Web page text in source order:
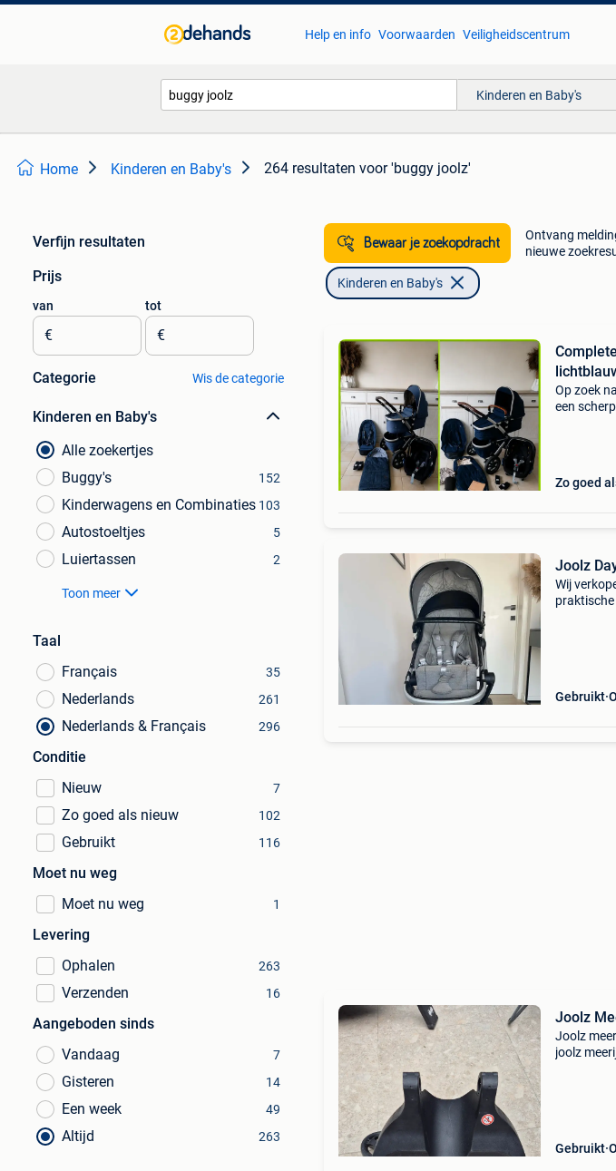
Help en info Voorwaarden Veiligheidscentrum
Kinderen en Baby's
Home Kinderen en Baby's 264 resultaten voor 'buggy joolz'
Verfijn resultaten
Prijs
van
€
tot
€
Categorie Wis de categorie
Kinderen en Baby's
Alle zoekertjes
Buggy's
152
Kinderwagens en Combinaties 103
Autostoeltjes 5
Luiertassen 2
Toon meer
Taal
Français
35
Nederlands 261
Nederlands & Français 296
Conditie
Nieuw
7
Zo goed als nieuw 102
Gebruikt 116
Moet nu weg
Moet nu weg
1
Levering
Ophalen
263
Verzenden 16
Aangeboden sinds
Vandaag
7
Gisteren 14
Een week 49
Altijd 263
Bewaar je zoekopdracht
Ontvang
nieuwe
Kinderen en Baby's
Op zoek
een
Zo goed
Joolz
Wij
Gebruikt
Joolz
Joolz
joolz
Gebruikt